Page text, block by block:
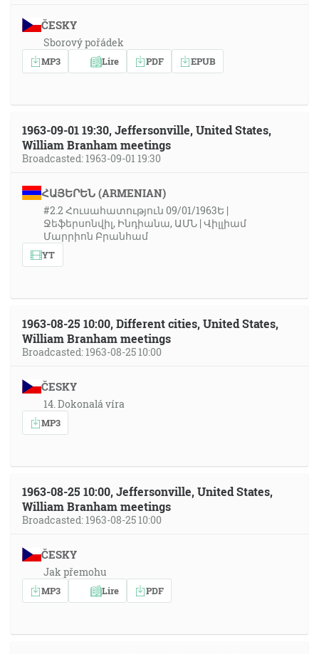
ČESKY
Sborový pořádek
MP3 Lire PDF EPUB
1963-09-01 19:30, Jeffersonville, United States,
William Branham meetings
Broadcasted: 1963-09-01 19:30
ՀԱՅԵՐԵՆ (ARMENIAN)
#2.2 Հուսահատություն 09/01/1963Ե |
Ջեֆերսոնվիլ, Ինդիանա, ԱՄՆ | Վիլլիամ
Մարրիոն Բրանհամ
YT
1963-08-25 10:00, Different cities, United States,
William Branham meetings
Broadcasted: 1963-08-25 10:00
ČESKY
14. Dokonalá víra
MP3
1963-08-25 10:00, Jeffersonville, United States,
William Branham meetings
Broadcasted: 1963-08-25 10:00
ČESKY
Jak přemohu
MP3 Lire PDF